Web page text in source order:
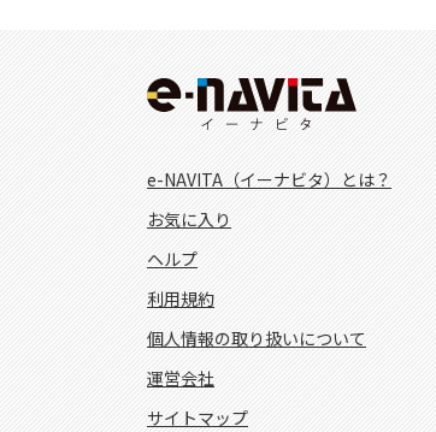
e-NAVITA（イーナビタ）とは？
お気に入り
ヘルプ
利用規約
個人情報の取り扱いについて
運営会社
サイトマップ